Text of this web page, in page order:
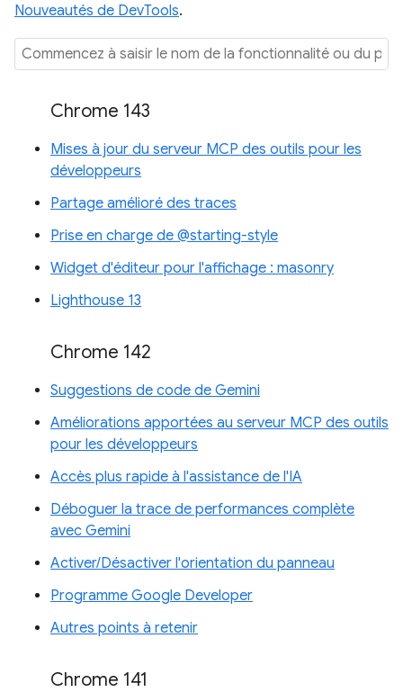
Nouveautés de DevTools.
Chrome 143
Mises à jour du serveur MCP des outils pour les
développeurs
Partage amélioré des traces
Prise en charge de @starting-style
Widget d'éditeur pour l'affichage : masonry
Lighthouse 13
Chrome 142
Suggestions de code de Gemini
Améliorations apportées au serveur MCP des outils
pour les développeurs
Accès plus rapide à l'assistance de l'IA
Déboguer la trace de performances complète
avec Gemini
Activer/Désactiver l'orientation du panneau
Programme Google Developer
Autres points à retenir
Chrome 141